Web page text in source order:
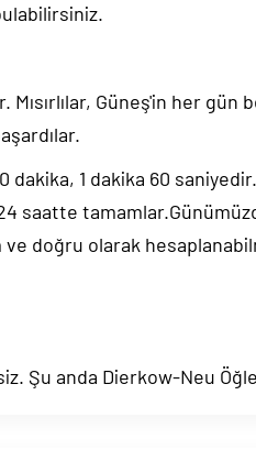
Mısırlılar, Güneş'in her
1 dakika 60
saatte
ve doğru olarak
Şu anda Dierkow-Neu